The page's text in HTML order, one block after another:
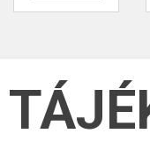
kedvezménnyel